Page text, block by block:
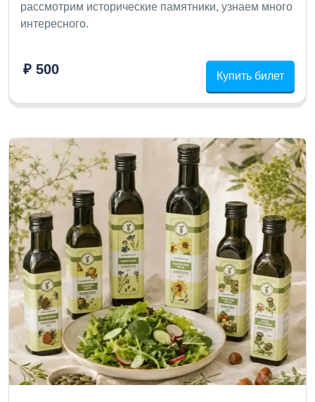
рассмотрим исторические памятники, узнаем много
интересного.
₽ 500 Купить билет